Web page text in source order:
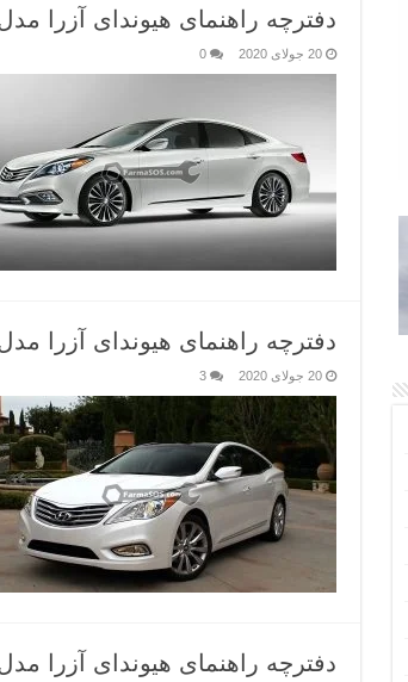
دفترچه راهنمای هیوندای آزرا مدل
20 جولای 2020 0
دفترچه راهنمای هیوندای آزرا مدل
20 جولای 2020 3
دفترچه راهنمای هیوندای آزرا مدل